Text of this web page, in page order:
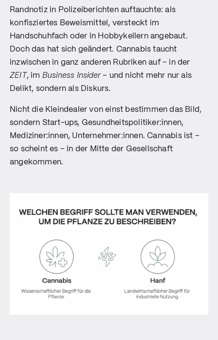
Randnotiz in Polizeiberichten auftauchte: als
konfisziertes Beweismittel, versteckt im
Handschuhfach oder in Hobbykellern angebaut.
Doch das hat sich geändert. Cannabis taucht
inzwischen in ganz anderen Rubriken auf – in der
ZEIT , im Business Insider – und nicht mehr nur als
Delikt, sondern als Diskurs.
Nicht die Kleindealer von einst bestimmen das Bild,
sondern Start-ups, Gesundheitspolitiker:innen,
Mediziner:innen, Unternehmer:innen. Cannabis ist –
so scheint es – in der Mitte der Gesellschaft
angekommen.